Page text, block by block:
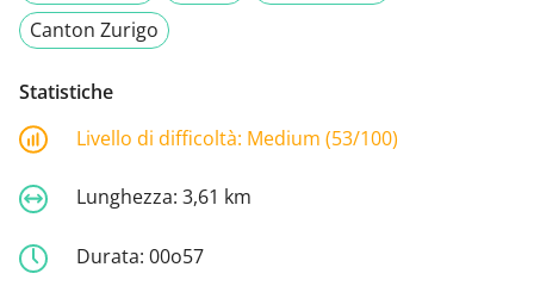
Canton Zurigo
Statistiche
Livello di difficoltà: Medium (53/100)
Lunghezza: 3,61 km
Durata: 00o57